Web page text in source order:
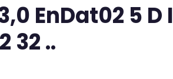
EnDat02 5 D I
32 ..